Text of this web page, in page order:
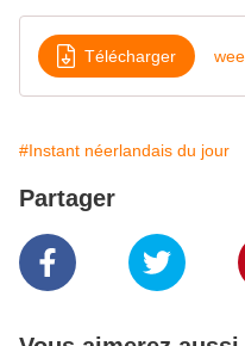
Télécharger
#Instant néerlandais du jour
Partager